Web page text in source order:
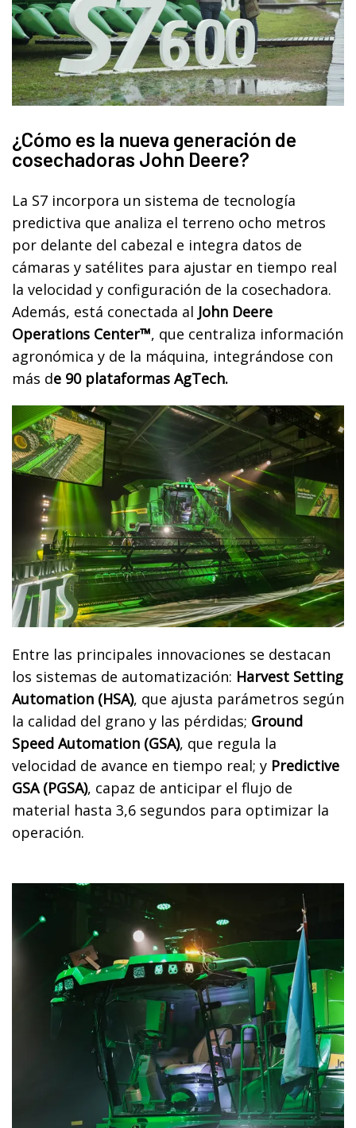
¿Cómo es la nueva generación de
cosechadoras John Deere?
La S7 incorpora un sistema de tecnología
predictiva que analiza el terreno ocho metros
por delante del cabezal e integra datos de
cámaras y satélites para ajustar en tiempo real
la velocidad y configuración de la cosechadora.
Además, está conectada al John Deere
Operations Center™, que centraliza información
agronómica y de la máquina, integrándose con
más de 90 plataformas AgTech.
Entre las principales innovaciones se destacan
los sistemas de automatización: Harvest Setting
Automation (HSA), que ajusta parámetros según
la calidad del grano y las pérdidas; Ground
Speed Automation (GSA), que regula la
velocidad de avance en tiempo real; y Predictive
GSA (PGSA), capaz de anticipar el flujo de
material hasta 3,6 segundos para optimizar la
operación.